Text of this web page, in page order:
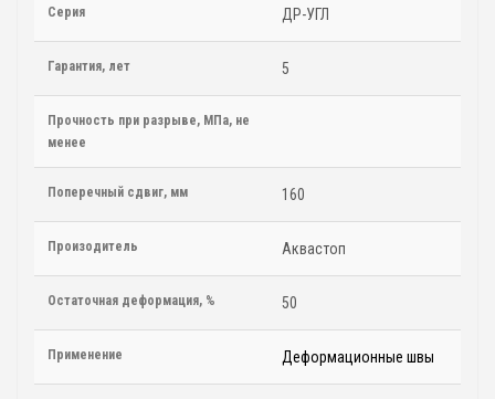
Серия ДР-УГЛ
Гарантия, лет 5
Прочность при разрыве, МПа, не
менее
Поперечный сдвиг, мм 160
Произодитель Аквастоп
Остаточная деформация, % 50
Применение Деформационные швы